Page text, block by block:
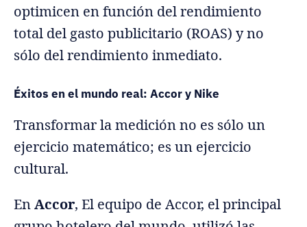
optimicen en función del rendimiento
total del gasto publicitario (ROAS) y no
sólo del rendimiento inmediato.
Éxitos en el mundo real: Accor y Nike
Transformar la medición no es sólo un
ejercicio matemático; es un ejercicio
cultural.
EnAccor, El equipo de Accor, el principal